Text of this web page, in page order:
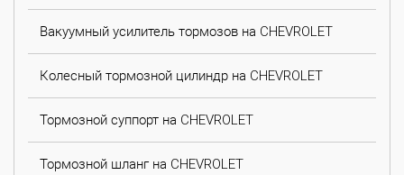
Вакуумный усилитель тормозов на CHEVROLET
Колесный тормозной цилиндр на CHEVROLET
Тормозной суппорт на CHEVROLET
Тормозной шланг на CHEVROLET